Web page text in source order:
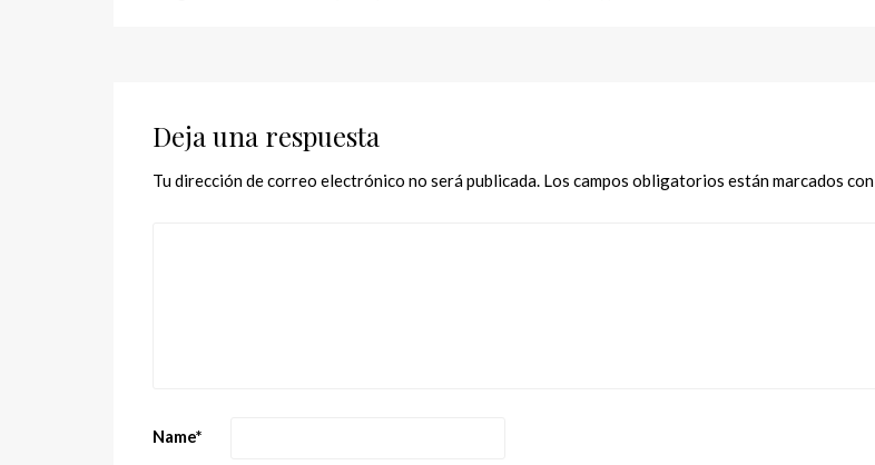
Deja una respuesta
Tu dirección de correo electrónico no será publicada. Los campos obligatorios están marcados con
Name*